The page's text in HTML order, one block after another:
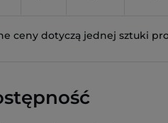
ceny dotyczą jednej sztuki